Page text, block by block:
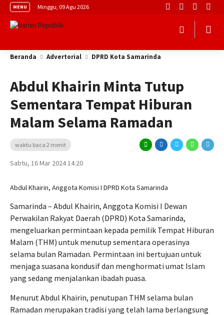
MENU Minggu, 09 Agu 2026
Beranda Advertorial DPRD Kota Samarinda
Abdul Khairin Minta Tutup
Sementara Tempat Hiburan
Malam Selama Ramadan
waktu baca 2 menit
Sabtu, 16 Mar 2024 14:20
Abdul Khairin, Anggota Komisi I DPRD Kota Samarinda
Samarinda – Abdul Khairin, Anggota Komisi I Dewan
Perwakilan Rakyat Daerah (DPRD) Kota Samarinda,
mengeluarkan permintaan kepada pemilik Tempat Hiburan
Malam (THM) untuk menutup sementara operasinya
selama bulan Ramadan. Permintaan ini bertujuan untuk
menjaga suasana kondusif dan menghormati umat Islam
yang sedang menjalankan ibadah puasa.
Menurut Abdul Khairin, penutupan THM selama bulan
Ramadan merupakan tradisi yang telah lama berlangsung